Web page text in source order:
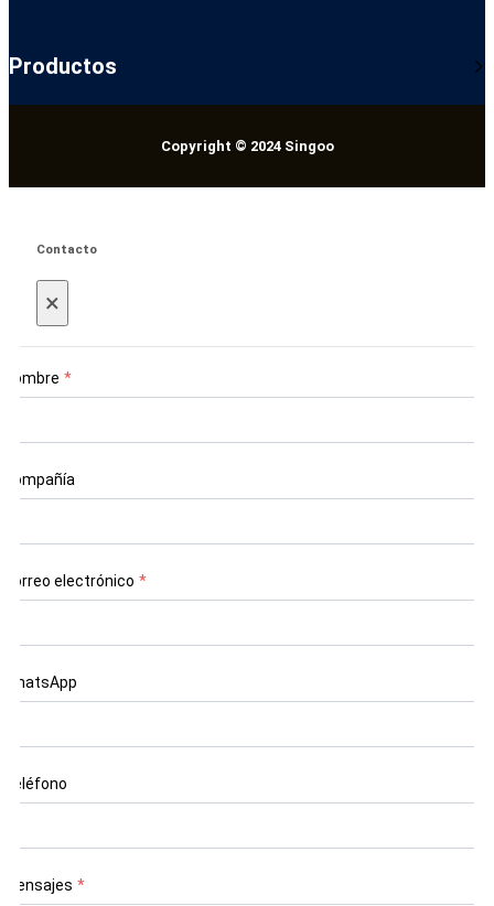
Productos
Copyright © 2024 Singoo
Contacto
×
Nombre *
Compañía
Correo electrónico *
WhatsApp
Teléfono
Mensajes *